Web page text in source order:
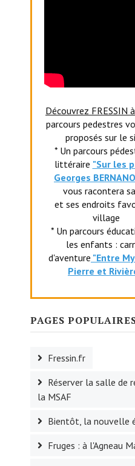
Découvrez FRESSIN
parcours pedestres
proposés sur le
* Un parcours
littéraire "Sur les
Georges
vous racontera
et ses endroits
village
* Un parcours
les enfants :
d'aventure "Entre
Pierre et
PAGES
Fressin.fr
Réserver la salle de
la MSAF
Bientôt, la nouvelle
Fruges : à l'Agneau